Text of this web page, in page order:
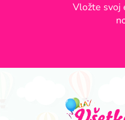
Vložte svoj